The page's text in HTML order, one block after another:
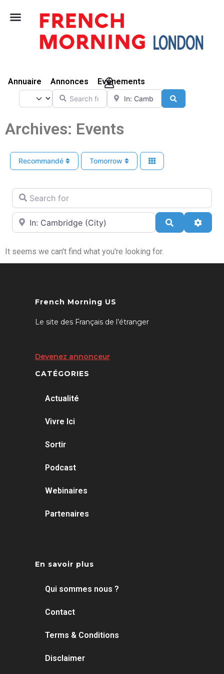
Annuaire Annonces Evénements
Select search type
Search for Near
Archives: Events
Recommandé Tomorrow
Search for
Near
Search
It seems we can't find what you're looking for.
French Morning US
Le site des Français de l’étranger
Devenez annonceur
CATÉGORIES
Actualité
Vivre Ici
Sortir
Podcast
Webinaires
Partenaires
En savoir plus
Qui sommes nous ?
Contact
Terms & Conditions
Disclaimer